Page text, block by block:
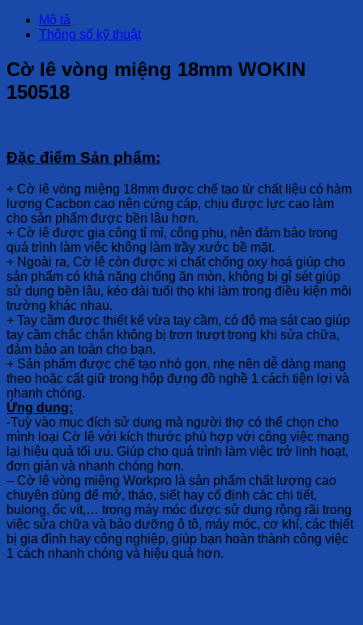
Mô tả
Thông số kỹ thuật
Cờ lê vòng miệng 18mm WOKIN
150518
Đặc điểm Sản phẩm:
+ Cờ lê vòng miệng 18mm được chế tạo từ chất liệu có hàm
lượng Cacbon cao nên cứng cáp, chịu được lực cao làm
cho sản phẩm được bền lâu hơn.
+ Cờ lê được gia công tỉ mỉ, công phu, nên đảm bảo trong
quá trình làm việc không làm trầy xước bề mặt.
+ Ngoài ra, Cờ lê còn được xi chất chống oxy hoá giúp cho
sản phẩm có khả năng chống ăn mòn, không bị gỉ sét giúp
sử dụng bền lâu, kéo dài tuổi thọ khi làm trong điều kiện môi
trường khác nhau.
+ Tay cầm được thiết kế vừa tay cầm, có độ ma sát cao giúp
tay cầm chắc chắn không bị trơn trượt trong khi sửa chữa,
đảm bảo an toàn cho bạn.
+ Sản phẩm được chế tạo nhỏ gọn, nhẹ nên dễ dàng mang
theo hoặc cất giữ trong hộp đựng đồ nghề 1 cách tiện lợi và
nhanh chóng.
Ứng dụng:
-Tuỳ vào mục đích sử dụng mà người thợ có thể chọn cho
mình loại Cờ lê với kích thước phù hợp với công việc mang
lại hiệu quả tối ưu. Giúp cho quá trình làm việc trở linh hoạt,
đơn giản và nhanh chóng hơn.
– Cờ lê vòng miệng Workpro là sản phẩm chất lượng cao
chuyên dùng để mở, tháo, siết hay cố định các chi tiết,
bulong, ốc vít,… trong máy móc được sử dụng rộng rãi trong
việc sửa chữa và bảo dưỡng ô tô, máy móc, cơ khí, các thiết
bị gia đình hay công nghiệp, giúp bạn hoàn thành công việc
1 cách nhanh chóng và hiệu quả hơn.